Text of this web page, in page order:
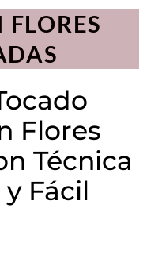
Flores
Técnica
Fácil